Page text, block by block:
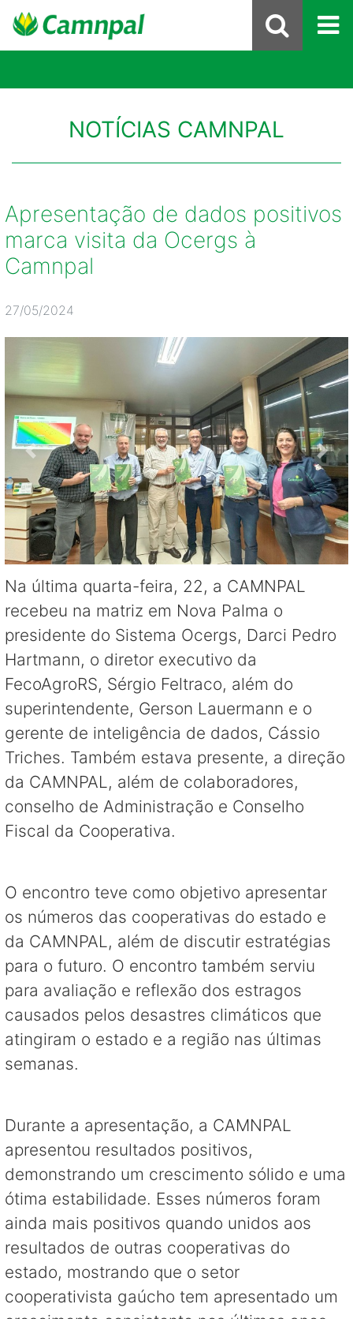
NOTÍCIAS CAMNPAL
Apresentação de dados positivos
marca visita da Ocergs à
Camnpal
27/05/2024
Na última quarta-feira, 22, a CAMNPAL
recebeu na matriz em Nova Palma o
presidente do Sistema Ocergs, Darci Pedro
Hartmann, o diretor executivo da
FecoAgroRS, Sérgio Feltraco, além do
superintendente, Gerson Lauermann e o
gerente de inteligência de dados, Cássio
Triches. Também estava presente, a direção
da CAMNPAL, além de colaboradores,
conselho de Administração e Conselho
Fiscal da Cooperativa.
O encontro teve como objetivo apresentar
os números das cooperativas do estado e
da CAMNPAL, além de discutir estratégias
para o futuro. O encontro também serviu
para avaliação e reflexão dos estragos
causados pelos desastres climáticos que
atingiram o estado e a região nas últimas
semanas.
Durante a apresentação, a CAMNPAL
apresentou resultados positivos,
demonstrando um crescimento sólido e uma
ótima estabilidade. Esses números foram
ainda mais positivos quando unidos aos
resultados de outras cooperativas do
estado, mostrando que o setor
cooperativista gaúcho tem apresentado um